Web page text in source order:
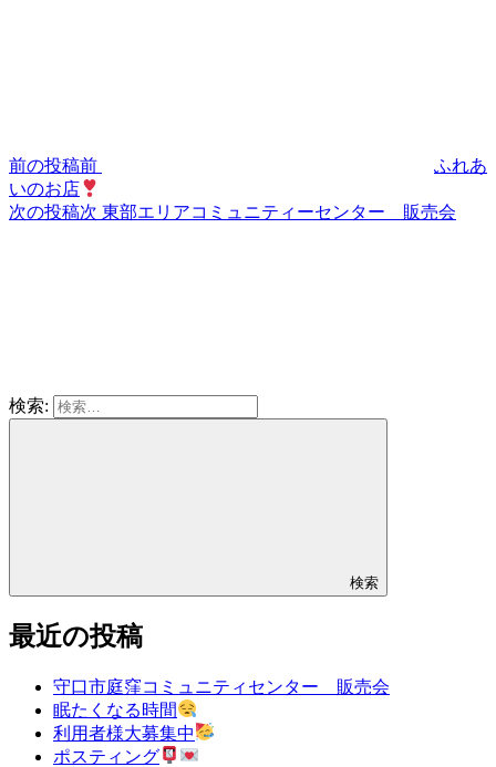
前の投稿前
ふれあ
いのお店
次の投稿次 東部エリアコミュニティーセンター 販売会
検索:
検索
最近の投稿
守口市庭窪コミュニティセンター 販売会
眠たくなる時間
利用者様大募集中
ポスティング